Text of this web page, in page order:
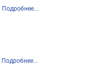
Подробнее...
Подробнее...